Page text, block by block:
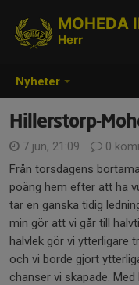
Nyheter
MOHEDA
Herr
Hillerstorp-
7 jun, 21:09
0
Från torsdagens
poäng hem efter att ha
tar en ganska tidig
min gör att vi går till
halvlek gör vi ytterligare
och vi borde gjort
chanser vi skapade.